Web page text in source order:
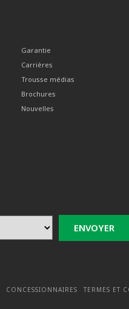
Garantie
Carrières
Trousse médias
Brochures
Nouvelles
CONCESSIONNAIRES TERMES ET